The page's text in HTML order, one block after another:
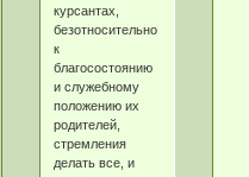
курсантах,
безотносительно
к
благосостоянию
и служебному
положению их
родителей,
стремления
делать все, и